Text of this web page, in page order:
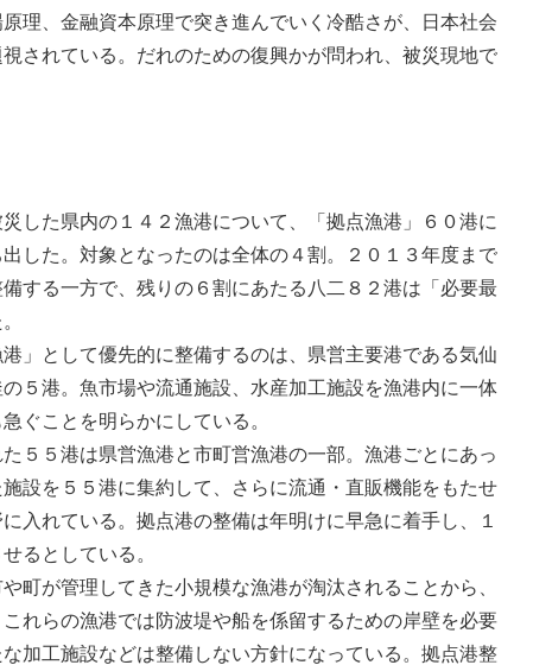
理、金融資本原理で突き進んでいく冷酷さが、日本社会
されている。だれのための復興かが問われ、被災現地で
した県内の１４２漁港について、「拠点漁港」６０港に
した。対象となったのは全体の４割。２０１３年度まで
する一方で、残りの６割にあたる八二８２港は「必要最
」として優先的に整備するのは、県営主要港である気仙
５港。魚市場や流通施設、水産加工施設を漁港内に一体
ぐことを明らかにしている。
５５港は県営漁港と市町営漁港の一部。漁港ごとにあっ
設を５５港に集約して、さらに流通・直販機能をもたせ
入れている。拠点港の整備は年明けに早急に着手し、１
るとしている。
町が管理してきた小規模な漁港が淘汰されることから、
れらの漁港では防波堤や船を係留するための岸壁を必要
加工施設などは整備しない方針になっている。拠点港整